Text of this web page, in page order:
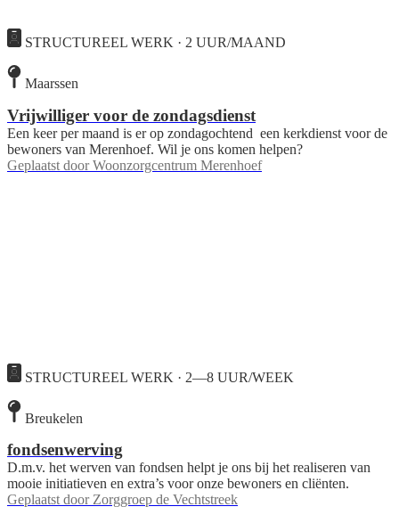
STRUCTUREEL WERK · 2 UUR/MAAND
Maarssen
Vrijwilliger voor de zondagsdienst
Een keer per maand is er op zondagochtend een kerkdienst voor de
bewoners van Merenhoef. Wil je ons komen helpen?
Geplaatst door Woonzorgcentrum Merenhoef
STRUCTUREEL WERK · 2—8 UUR/WEEK
Breukelen
fondsenwerving
D.m.v. het werven van fondsen helpt je ons bij het realiseren van
mooie initiatieven en extra’s voor onze bewoners en cliënten.
Geplaatst door Zorggroep de Vechtstreek